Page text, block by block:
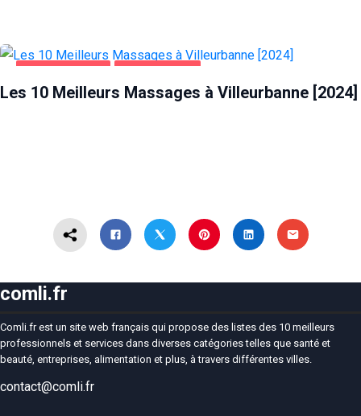
Les 10 Meilleurs Massages à Villeurbanne [2024]
comli.fr
Comli.fr est un site web français qui propose des listes des 10 meilleurs
professionnels et services dans diverses catégories telles que santé et
beauté, entreprises, alimentation et plus, à travers différentes villes.
contact@comli.fr